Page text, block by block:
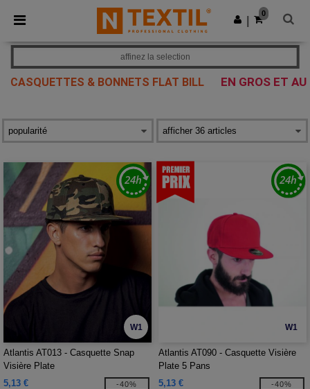
× Appli Ntextil
Meilleurs prix sur l’app !
Obtenir l'appli
0
CASQUETTES & BONNETS FLAT BILL EN GROS ET
affinez la selection
W1
Atlantis AT013 - Casquette Snap
Visière Plate
5,13 €
-40%
W1
Atlantis AT090 - Casquette Visière
Plate 5 Pans
5,13 €
-40%